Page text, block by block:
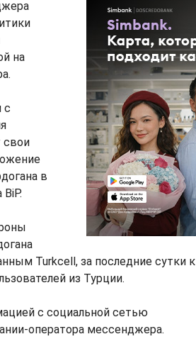
на
с
свои
в
Turkcell, за последние сутки к
из Турции.
с социальной сетью
оператора мессенджера.